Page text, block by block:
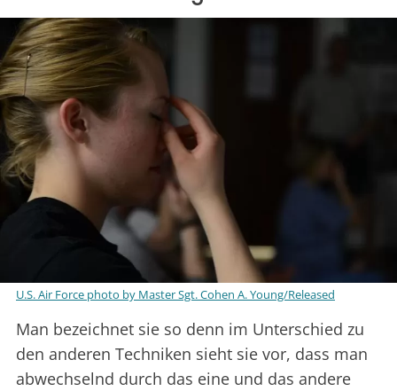
U.S. Air Force photo by Master Sgt. Cohen A. Young/Released
Man bezeichnet sie so denn im Unterschied zu
den anderen Techniken sieht sie vor, dass man
abwechselnd durch das eine und das andere